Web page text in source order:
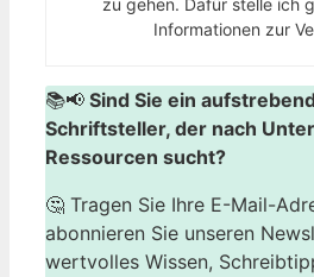
zu gehen. Dafür stelle ich
Informationen zur
📚📢 Sind Sie ein
Schriftsteller, der nach
Ressourcen sucht?
🤔 Tragen Sie Ihre E-Mail-
abonnieren Sie unseren
wertvolles Wissen,